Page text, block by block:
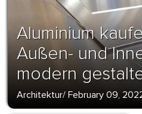
Aluminium
Außen- und
modern
Architektur/ February 09,